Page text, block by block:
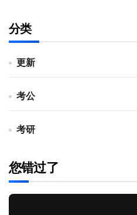
分类
更新
考公
考研
您错过了